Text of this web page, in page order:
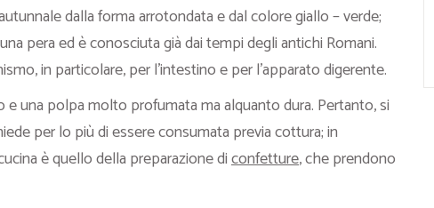
dalla forma arrotondata e dal colore giallo – verde;
pera ed è conosciuta già dai tempi degli antichi Romani.
in particolare, per l’intestino e per l’apparato digerente.
e una polpa molto profumata ma alquanto dura. Pertanto, si
per lo più di essere consumata previa cottura; in
è quello della preparazione diconfetture, che prendono